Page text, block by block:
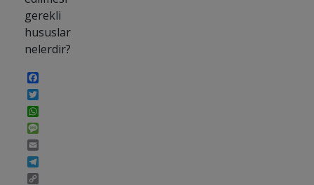
gerekli
hususlar
nelerdir?